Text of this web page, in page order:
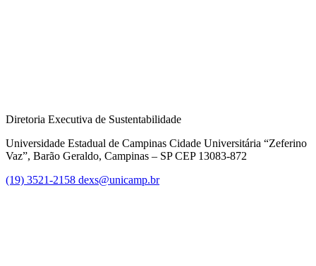
Diretoria Executiva de Sustentabilidade
Universidade Estadual de Campinas Cidade Universitária “Zeferino
Vaz”, Barão Geraldo, Campinas – SP CEP 13083-872
(19) 3521-2158 dexs@unicamp.br